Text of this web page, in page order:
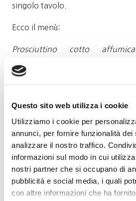
Questo sito web utilizza i cookie
Utilizziamo i cookie per
annunci, per fornire funzionalità dei
analizzare il nostro traffico.
informazioni sul modo in cui
nostri partner che si occupano di
pubblicità e social media, i quali
con altre informazioni che ha
singolo tavolo.
Ecco il menù:
Prosciuttino cotto
Minestrone alla genovese
Arrostino cotto nel latte e
Panna cotta ai cachi
per gli ospiti.
Wine a Genova e i soci possono